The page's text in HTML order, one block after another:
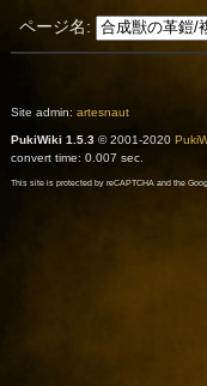
ページ名:
Site admin: artesnaut
PukiWiki 1.5.3© 2001-2020
convert time: 0.007 sec.
This site is protected by reCAPTCHA and the